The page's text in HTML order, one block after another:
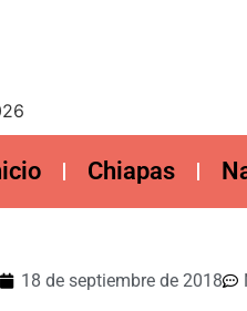
Chiapas
18 de septiembre de 2018